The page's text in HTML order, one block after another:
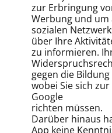
zur Erbringung
Werbung und
sozialen
über Ihre
zu informieren.
gegen die
wobei Sie sich
Google
richten müssen.
Darüber hinaus
App keine